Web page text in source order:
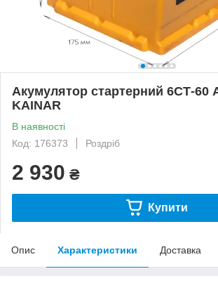
Акумулятор стартерний 6СТ-60
KAINAR
В наявності
Код: 176373
Роздріб
2 930 ₴
Купити
Опис Характеристики Доставка